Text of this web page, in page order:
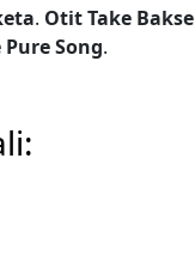
. Otit Take Bakse
Song.